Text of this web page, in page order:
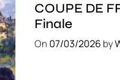
COUPE DE
Finale
On 07/03/2026 by